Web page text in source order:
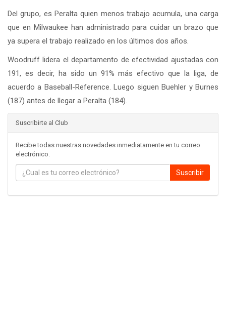
Del grupo, es Peralta quien menos trabajo acumula, una carga
que en Milwaukee han administrado para cuidar un brazo que
ya supera el trabajo realizado en los últimos dos años.
Woodruff lidera el departamento de efectividad ajustadas con
191, es decir, ha sido un 91% más efectivo que la liga, de
acuerdo a Baseball-Reference. Luego siguen Buehler y Burnes
(187) antes de llegar a Peralta (184).
Suscribirte al Club
Recibe todas nuestras novedades inmediatamente en tu correo
electrónico.
Suscribir